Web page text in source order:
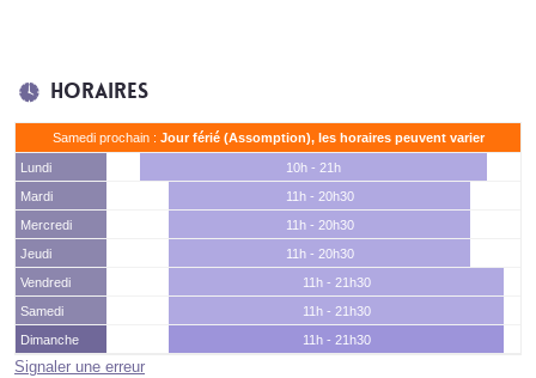
Horaires
Samedi prochain : Jour férié (Assomption), les horaires peuvent varier
Lundi
10h - 21h
Mardi
11h - 20h30
Mercredi
11h - 20h30
Jeudi
11h - 20h30
Vendredi
11h - 21h30
Samedi
11h - 21h30
Dimanche
11h - 21h30
Signaler une erreur